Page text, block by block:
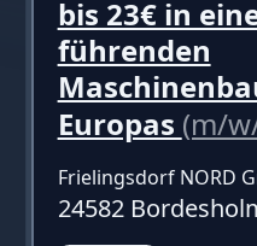
bis 23€ in
führenden
Europas (m/
Frielingsdorf NORD
24582